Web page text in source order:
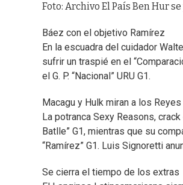
Foto: Archivo El País Ben Hur
Báez con el objetivo Ramírez
En la escuadra del cuidador
sufrir un traspié en el
el G. P. “Nacional” URU G1.
Macagu y Hulk miran a los Reyes
La potranca Sexy Reasons,
Batlle” G1, mientras que su
“Ramírez” G1. Luis Signoretti
Se cierra el tiempo de los extras